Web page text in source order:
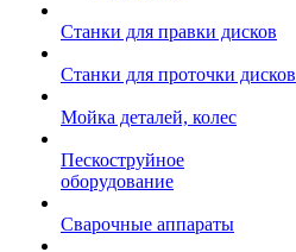
Станки для правки дисков
Станки для проточки дисков
Мойка деталей, колес
Пескоструйное
оборудование
Сварочные аппараты